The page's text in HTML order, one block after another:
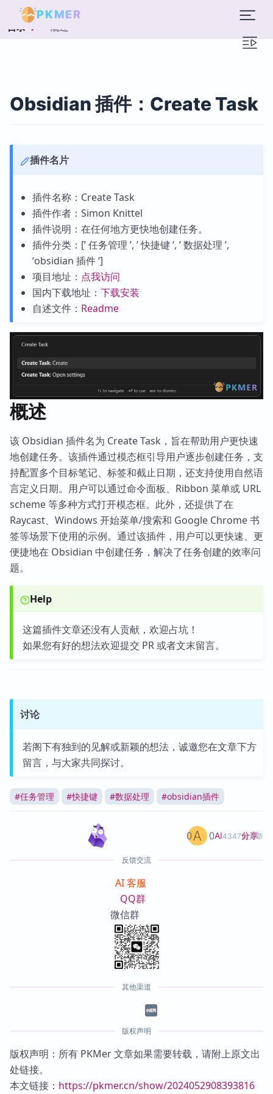
PKMER
目录 概述
Obsidian 插件：Create Task
插件名片
插件名称：Create Task
插件作者：Simon Knittel
插件说明：在任何地方更快地创建任务。
插件分类：[’ 任务管理 ’, ’ 快捷键 ’, ’ 数据处理 ’,
‘obsidian 插件 ‘]
项目地址： 点我访问
国内下载地址： 下载安装
自述文件： Readme
概述
该 Obsidian 插件名为 Create Task，旨在帮助用户更快速
地创建任务。该插件通过模态框引导用户逐步创建任务，支
持配置多个目标笔记、标签和截止日期，还支持使用自然语
言定义日期。用户可以通过命令面板、Ribbon 菜单或 URL
scheme 等多种方式打开模态框。此外，还提供了在
Raycast、Windows 开始菜单/搜索和 Google Chrome 书
签等场景下使用的示例。通过该插件，用户可以更快速、更
便捷地在 Obsidian 中创建任务，解决了任务创建的效率问
题。
Help
这篇插件文章还没有人贡献，欢迎占坑！
如果您有好的想法欢迎提交 PR 或者文末留言。
讨论
若阁下有独到的见解或新颖的想法，诚邀您在文章下方
留言，与大家共同探讨。
#任务管理 #快捷键 #数据处理 #obsidian插件
AI4347篇文章
0 0 分享
反馈交流
AI 客服
QQ群
微信群
其他渠道
版权声明
版权声明：所有 PKMer 文章如果需要转载，请附上原文出
处链接。
本文链接： https://pkmer.cn/show/2024052908393816